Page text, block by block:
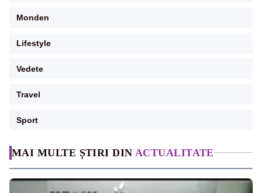
MAI MULTE ȘTIRI DIN ACTUALITATE
Monden
Lifestyle
Vedete
Travel
Sport